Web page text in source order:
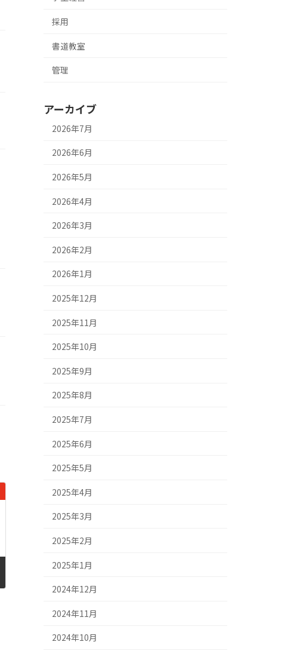
採用
書道教室
管理
アーカイブ
2026年7月
2026年6月
2026年5月
2026年4月
2026年3月
2026年2月
2026年1月
2025年12月
2025年11月
2025年10月
2025年9月
2025年8月
2025年7月
2025年6月
2025年5月
2025年4月
2025年3月
2025年2月
2025年1月
2024年12月
2024年11月
2024年10月